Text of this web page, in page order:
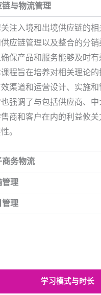
链与物流管理
注入境和出境供应链的相
应链管理以及整合的分
保产品和服务能够及时
程旨在培养对相关理论
渠道和运营设计、实施
强调了与包括供应商、
商和客户在内的利益攸
。
商务物流
管理
管理
学习模式与时长